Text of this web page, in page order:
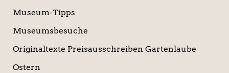
Museum-Tipps
Museumsbesuche
Originaltexte Preisausschreiben Gartenlaube
Ostern